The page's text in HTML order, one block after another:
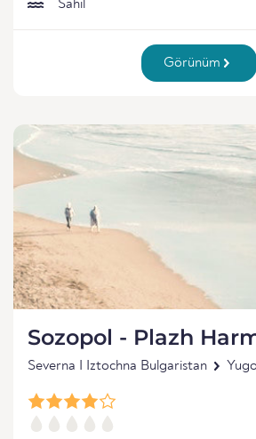
Sahil
Görünüm
Sozopol - Plazh
Severna I Iztochna Bulgaristan